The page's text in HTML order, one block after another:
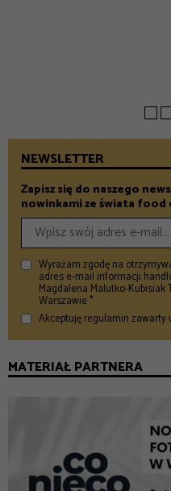
NEWSLETTER
Zapisz się do naszego
nowinkami ze świata food
Wyrażam zgodę na
adres e-mail informacji
Magdalena Malutko-Kubisiak
Warszawie *
Akceptuję regulamin zawarty
MATERIAŁ PARTNERA